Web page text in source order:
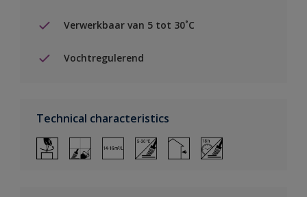
Verwerkbaar van 5 tot 30˚C
Vochtregulerend
Technical characteristics